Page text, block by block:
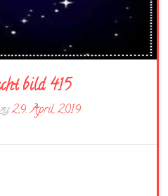
bild 415
29. April 2019